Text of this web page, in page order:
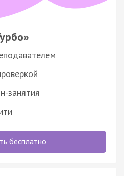
занятия
бесплатно